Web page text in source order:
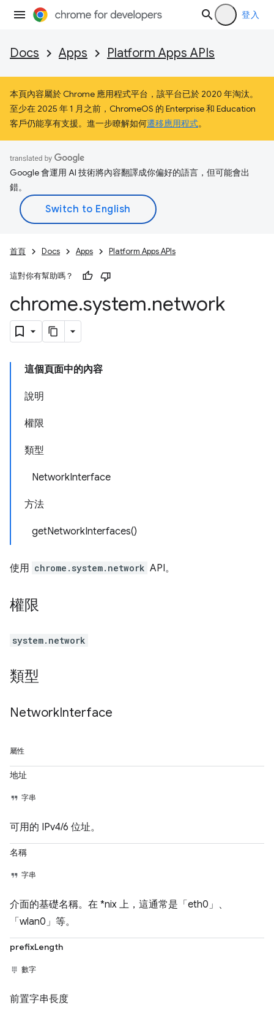
登入
Docs Apps Platform Apps APIs
本頁內容屬於 Chrome 應用程式平台，該平台已於 2020 年淘汰。
至少在 2025 年 1 月之前，ChromeOS 的 Enterprise 和 Education
客戶仍能享有支援。進一步瞭解如何遷移應用程式。
Google 會運用 AI 技術將內容翻譯成你偏好的語言，但可能會出
錯。
首頁 Docs Apps Platform Apps APIs
這對你有幫助嗎？
chrome.system.network
這個頁面中的內容
說明
權限
類型
NetworkInterface
方法
getNetworkInterfaces()
使用 chrome.system.network API。
權限
system.network
類型
NetworkInterface
屬性
地址
字串
可用的 IPv4/6 位址。
名稱
字串
介面的基礎名稱。在 *nix 上，這通常是「eth0」、
「wlan0」等。
prefixLength
數字
前置字串長度